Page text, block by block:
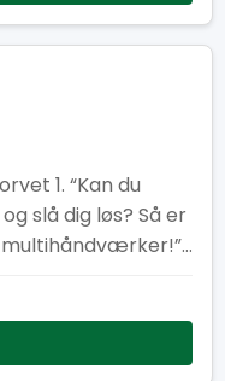
1. “Kan du
slå dig løs? Så er
frivillig
Bliv